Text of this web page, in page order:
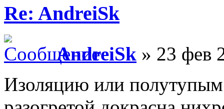
Re: AndreiSk
AndreiSk » 23 фев
Изоляцию или